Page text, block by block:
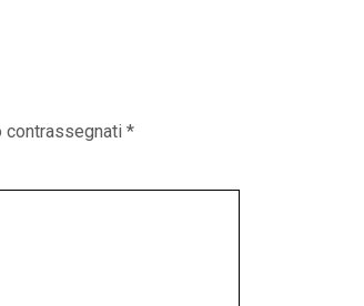
contrassegnati *